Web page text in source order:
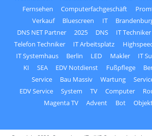
Fernsehen
Computerfachgeschäft
Verkauf
Bluescreen IT
DNS NET Partner
2025 DNS IT Techniker
Telefon Techniker
IT Arbeitsplatz
IT Systemhaus
Berlin LED Makler IT
KI
SEA EDV Notdienst Fußpflege
Service
Bau Massiv Wartung
EDV Service
System TV Computer
Magenta TV
Advent Bot